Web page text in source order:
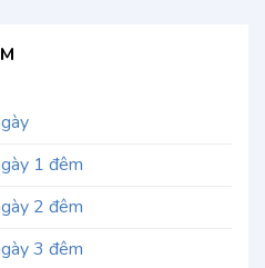
1 đêm
2 đêm
3 đêm